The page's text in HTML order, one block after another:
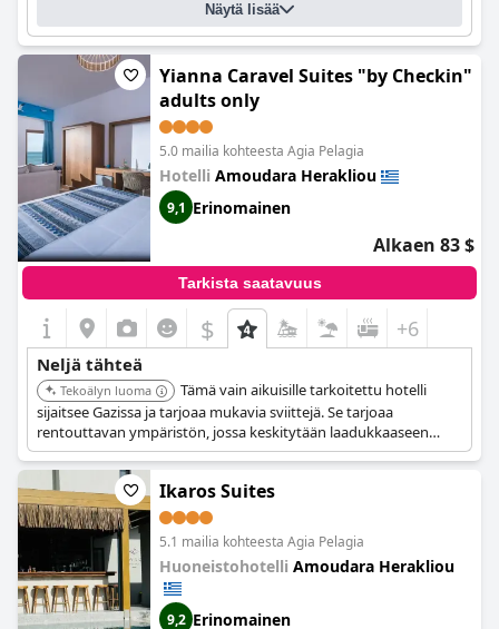
Näytä lisää
Yianna Caravel Suites "by Checkin"
adults only
5.0 mailia kohteesta Agia Pelagia
Hotelli Amoudara Herakliou
9,1 Erinomainen
Alkaen 83 $
Tarkista saatavuus
$ +6
Neljä tähteä
Tekoälyn luoma
Tämä vain aikuisille tarkoitettu hotelli
sijaitsee Gazissa ja tarjoaa mukavia sviittejä. Se tarjoaa
rentouttavan ympäristön, jossa keskitytään laadukkaaseen
palveluun.
Ikaros Suites
5.1 mailia kohteesta Agia Pelagia
Huoneistohotelli Amoudara Herakliou
9,2 Erinomainen